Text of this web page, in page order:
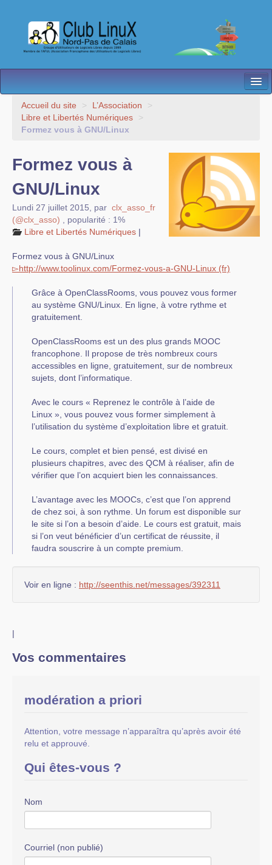
L’Association
Nos Activités
Espace membres
Accueil du site > L’Association
>
Libre et Libertés Numériques
>
Formez vous à GNU/Linux
Formez vous à
GNU/Linux
Lundi 27 juillet 2015 par clx_asso_fr
(@clx_asso)
popularité : 1%
Libre et Libertés Numériques |
Formez vous à GNU/Linux
▻http://www.toolinux.com/Formez-vous-a-GNU-Linux
Grâce à OpenClassRooms, vous pouvez vous former
au système GNU/Linux. En ligne, à votre rythme et
gratuitement.
OpenClassRooms est un des plus grands MOOC
francophone. Il propose de très nombreux cours
accessibles en ligne, gratuitement, sur de nombreux
sujets, dont l’informatique.
Avec le cours « Reprenez le contrôle à l’aide de
Linux », vous pouvez vous former simplement à
l’utilisation du système d’exploitation libre et gratuit.
Le cours, complet et bien pensé, est divisé en
plusieurs chapitres, avec des QCM à réaliser, afin de
vérifier que l’on acquiert bien les connaissances.
L’avantage avec les MOOCs, c’est que l’on apprend
de chez soi, à son rythme. Un forum est disponible sur
le site si l’on a besoin d’aide. Le cours est gratuit, mais
si l’on veut bénéficier d’un certificat de réussite, il
faudra souscrire à un compte premium.
Voir en ligne : http://seenthis.net/messages/392311
|
Vos commentaires
modération a priori
Attention, votre message n’apparaîtra qu’après avoir été
relu et approuvé.
Qui êtes-vous ?
Nom
Courriel (non publié)